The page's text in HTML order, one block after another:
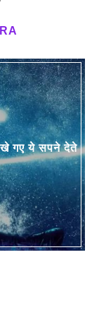
गए ये सपने देते